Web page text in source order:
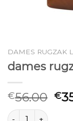
DAMES RUGZAK
dames
€56.00 €
dames rugzak